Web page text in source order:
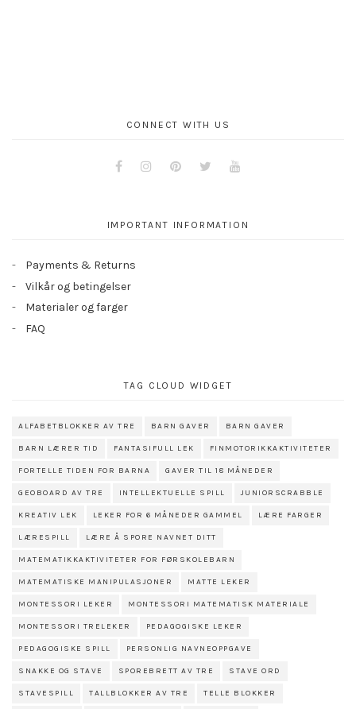
CONNECT WITH US
FacebookInstagramPinterestTwitter
IMPORTANT INFORMATION
Payments & Returns
Vilkår og betingelser
Materialer og farger
FAQ
TAG CLOUD WIDGET
ALFABETBLOKKER AV TRE BARN GAVER BARN GAVER
BARN LÆRER TID FANTASIFULL LEK FINMOTORIKKAKTIVITETER
FORTELLE TIDEN FOR BARNA GAVER TIL 18 MÅNEDER
GEOBOARD AV TRE INTELLEKTUELLE SPILL JUNIORSCRABBLE
KREATIV LEK LEKER FOR 6 MÅNEDER GAMMEL LÆRE FARGER
LÆRESPILL LÆRE Å SPORE NAVNET DITT
MATEMATIKKAKTIVITETER FOR FØRSKOLEBARN
MATEMATISKE MANIPULASJONER MATTE LEKER
MONTESSORI LEKER MONTESSORI MATEMATISK MATERIALE
MONTESSORI TRELEKER PEDAGOGISKE LEKER
PEDAGOGISKE SPILL PERSONLIG NAVNEOPPGAVE
SNAKKE OG STAVE SPOREBRETT AV TRE STAVE ORD
STAVESPILL TALLBLOKKER AV TRE TELLE BLOKKER